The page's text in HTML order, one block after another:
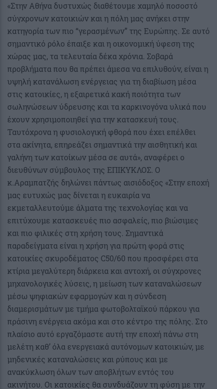
«Στην Αθήνα δυστυχώς διαθέτουμε χαμηλό ποσοστό
σύγχρονων κατοικιών και η πόλη μας ανήκει στην
κατηγορία των πιο “γερασμένων” της Ευρώπης. Σε αυτό
σημαντικό ρόλο έπαιξε και η οικονομική ύφεση της
χώρας μας, τα τελευταία δέκα χρόνια. Σοβαρά
προβλήματα που θα πρέπει άμεσα να επιλυθούν, είναι η
υψηλή κατανάλωση ενέργειας για τη διαβίωση μέσα
στις κατοικίες, η εξαιρετικά κακή ποιότητα των
σωληνώσεων ύδρευσης και τα καρκινογόνα υλικά που
έχουν χρησιμοποιηθεί για την κατασκευή τους.
Ταυτόχρονα η φυσιολογική φθορά που έχει επέλθει
στα ακίνητα, επηρεάζει σημαντικά την αισθητική και
γαλήνη των κατοίκων μέσα σε αυτά», αναφέρει ο
διευθύνων σύμβουλος της ΕΠΙΚΥΚΛΟΣ. Ο
κ.Αραμπατζής δηλώνει πάντως αισιόδοξος «Στην εποχή
μας ευτυχώς μας δίνεται η ευκαιρία να
εκμεταλλευτούμε άλματα της τεχνολογίας και να
επιτύχουμε κατασκευές πιο ασφαλείς, πιο βιώσιμες
και πιο φιλικές στη χρήση τους. Σημαντικά
παραδείγματα είναι η χρήση για πρώτη φορά στις
κατοικίες σκυροδέματος C50/60 που προσφέρει στα
κτίρια μεγαλύτερη διάρκεια και αντοχή, οι σύγχρονες
μηχανολογικές λύσεις, η μείωση των καταναλώσεων
μέσω ψηφιακών εφαρμογών και η σύνδεση
διαμερισμάτων με τμήμα φωτοβολταϊκού πάρκου για
πράσινη ενέργεια ακόμα και στο κέντρο της πόλης. Στο
πλαίσιο αυτό εργαζόμαστε αυτή την εποχή πάνω στη
μελέτη καθ’ όλα ενεργειακά αυτόνομων κατοικιών, με
μηδενικές καταναλώσεις και ρύπους και με
ανακύκλωση όλων των αποβλήτων εντός του
ακινήτου. Οι κατοικίες θα συνδυάζουν τη φύση με την